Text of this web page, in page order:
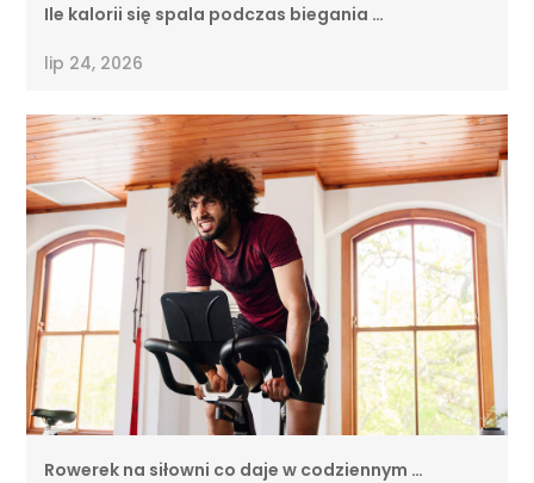
Ile kalorii się spala podczas biegania …
lip 24, 2026
Rowerek na siłowni co daje w codziennym …